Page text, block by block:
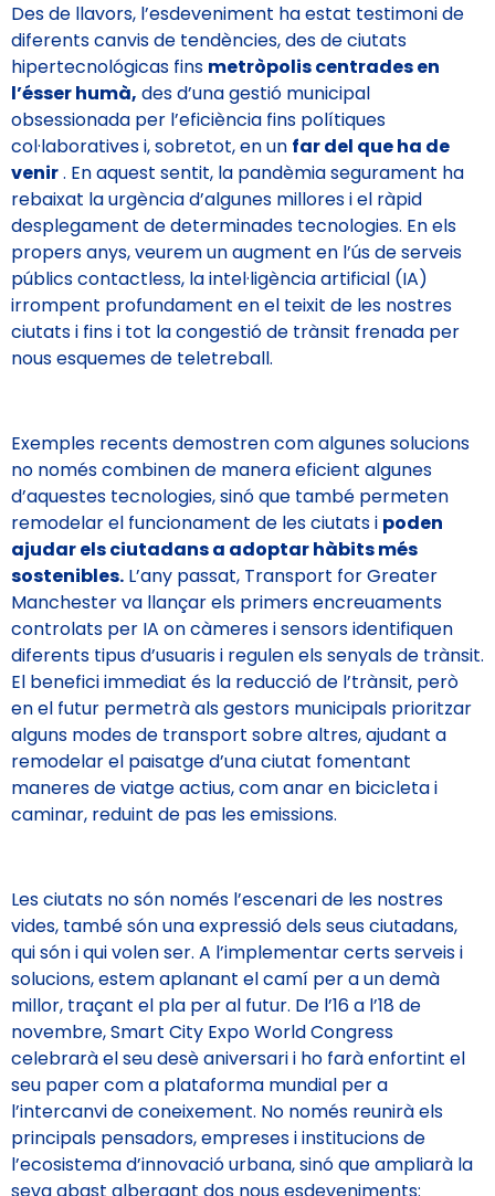
Des de llavors, l’esdeveniment ha estat testimoni de
diferents canvis de tendències, des de ciutats
hipertecnológicas fins metròpolis centrades en
l’ésser humà, des d’una gestió municipal
obsessionada per l’eficiència fins polítiques
col·laboratives i, sobretot, en un far del que ha de
venir. En aquest sentit, la pandèmia segurament ha
rebaixat la urgència d’algunes millores i el ràpid
desplegament de determinades tecnologies. En els
propers anys, veurem un augment en l’ús de serveis
públics contactless, la intel·ligència artificial (IA)
irrompent profundament en el teixit de les nostres
ciutats i fins i tot la congestió de trànsit frenada per
nous esquemes de teletreball.
Exemples recents demostren com algunes solucions
no només combinen de manera eficient algunes
d’aquestes tecnologies, sinó que també permeten
remodelar el funcionament de les ciutats i poden
ajudar els ciutadans a adoptar hàbits més
sostenibles. L’any passat, Transport for Greater
Manchester va llançar els primers encreuaments
controlats per IA on càmeres i sensors identifiquen
diferents tipus d’usuaris i regulen els senyals de trànsit.
El benefici immediat és la reducció de l’trànsit, però
en el futur permetrà als gestors municipals prioritzar
alguns modes de transport sobre altres, ajudant a
remodelar el paisatge d’una ciutat fomentant
maneres de viatge actius, com anar en bicicleta i
caminar, reduint de pas les emissions.
Les ciutats no són només l’escenari de les nostres
vides, també són una expressió dels seus ciutadans,
qui són i qui volen ser. A l’implementar certs serveis i
solucions, estem aplanant el camí per a un demà
millor, traçant el pla per al futur. De l’16 a l’18 de
novembre, Smart City Expo World Congress
celebrarà el seu desè aniversari i ho farà enfortint el
seu paper com a plataforma mundial per a
l’intercanvi de coneixement. No només reunirà els
principals pensadors, empreses i institucions de
l’ecosistema d’innovació urbana, sinó que ampliarà la